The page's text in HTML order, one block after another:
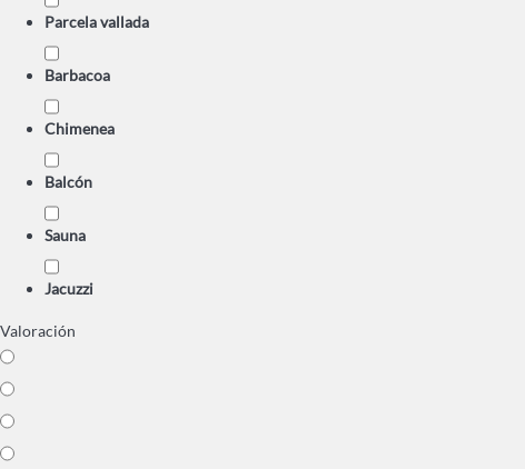
Parcela vallada
Barbacoa
Chimenea
Balcón
Sauna
Jacuzzi
Valoración